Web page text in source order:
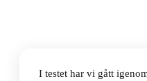
I testet har vi gått